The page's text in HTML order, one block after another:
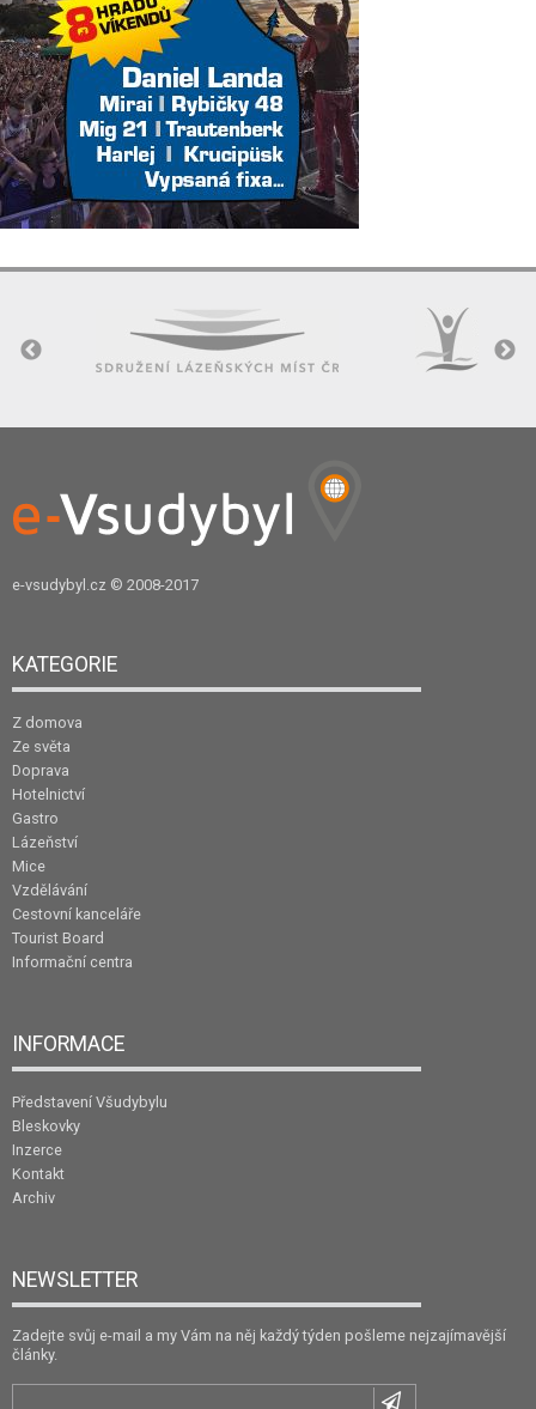
e-vsudybyl.cz © 2008-2017
KATEGORIE
Z domova
Ze světa
Doprava
Hotelnictví
Gastro
Lázeňství
Mice
Vzdělávání
Cestovní kanceláře
Tourist Board
Informační centra
INFORMACE
Představení Všudybylu
Bleskovky
Inzerce
Kontakt
Archiv
NEWSLETTER
Zadejte svůj e-mail a my Vám na něj každý týden pošleme nejzajímavější
články.